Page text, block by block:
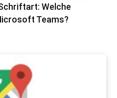
Welche
Teams?